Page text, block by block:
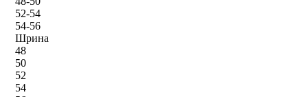
52-54
54-56
Шрина
48
50
52
54